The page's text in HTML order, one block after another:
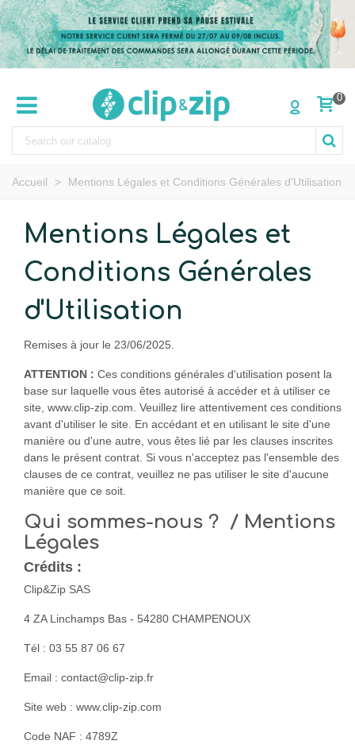
0
Accueil > Mentions Légales et Conditions Générales d'Utilisation
Mentions Légales et
Conditions Générales
d'Utilisation
Remises à jour le 23/06/2025.
ATTENTION : Ces conditions générales d'utilisation posent la
base sur laquelle vous êtes autorisé à accéder et à utiliser ce
site, www.clip-zip.com. Veuillez lire attentivement ces conditions
avant d'utiliser le site. En accédant et en utilisant le site d'une
manière ou d'une autre, vous êtes lié par les clauses inscrites
dans le présent contrat. Si vous n'acceptez pas l'ensemble des
clauses de ce contrat, veuillez ne pas utiliser le site d'aucune
manière que ce soit.
Qui sommes-nous ? / Mentions
Légales
Crédits :
Clip&Zip SAS
4 ZA Linchamps Bas - 54280 CHAMPENOUX
Tél : 03 55 87 06 67
Email : contact@clip-zip.fr
Site web : www.clip-zip.com
Code NAF : 4789Z